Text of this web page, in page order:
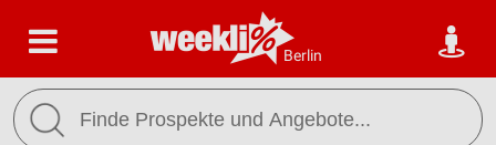
Berlin